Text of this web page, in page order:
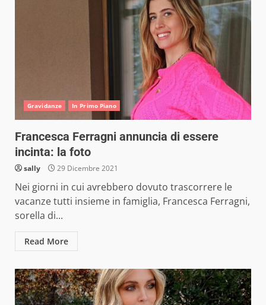
Gravidanze In Primo Piano
Francesca Ferragni annuncia di essere
incinta: la foto
sally 29 Dicembre 2021
Nei giorni in cui avrebbero dovuto trascorrere le
vacanze tutti insieme in famiglia, Francesca Ferragni,
sorella di...
Read More